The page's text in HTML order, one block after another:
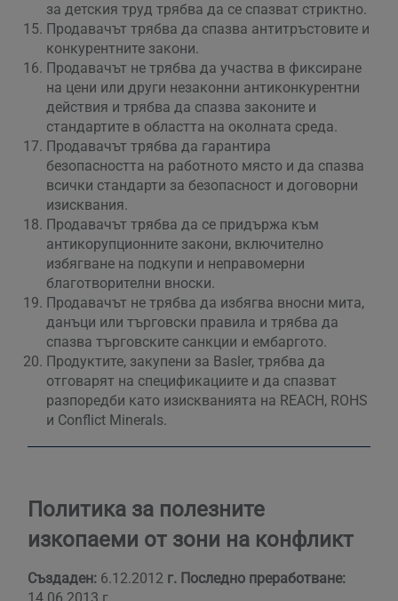
за детския труд трябва да се спазват стриктно.
Продавачът трябва да спазва антитръстовите и
конкурентните закони.
Продавачът не трябва да участва в фиксиране
на цени или други незаконни антиконкурентни
действия и трябва да спазва законите и
стандартите в областта на околната среда.
Продавачът трябва да гарантира
безопасността на работното място и да спазва
всички стандарти за безопасност и договорни
изисквания.
Продавачът трябва да се придържа към
антикорупционните закони, включително
избягване на подкупи и неправомерни
благотворителни вноски.
Продавачът не трябва да избягва вносни мита,
данъци или търговски правила и трябва да
спазва търговските санкции и ембаргото.
Продуктите, закупени за Basler, трябва да
отговарят на спецификациите и да спазват
разпоредби като изискванията на REACH, ROHS
и Conflict Minerals.
Политика за полезните
изкопаеми от зони на конфликт
Създаден:6.12.2012 г. Последно преработване: